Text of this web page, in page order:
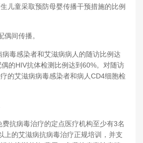
儿童采取预防母婴传播干预措施的比例
间传播。
毒感染者和艾滋病病人的随访比例达
的HIV抗体检测比例达到60%。对随访
的艾滋病病毒感染者和病人CD4细胞检
抗病毒治疗的定点医疗机构至少有3名
上的艾滋病抗病毒治疗正规培训，并支